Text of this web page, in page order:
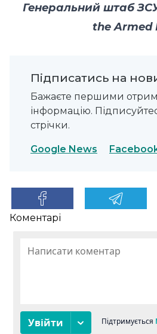
Генеральний штаб
the Armed
Підписатись на
Бажаєте першими
інформацію.
стрічки.
Google News
Коментарі